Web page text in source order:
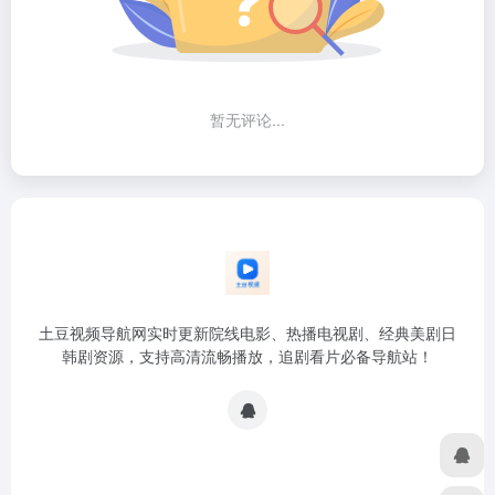
暂无评论...
土豆视频导航网实时更新院线电影、热播电视剧、经典美剧日
韩剧资源，支持高清流畅播放，追剧看片必备导航站！